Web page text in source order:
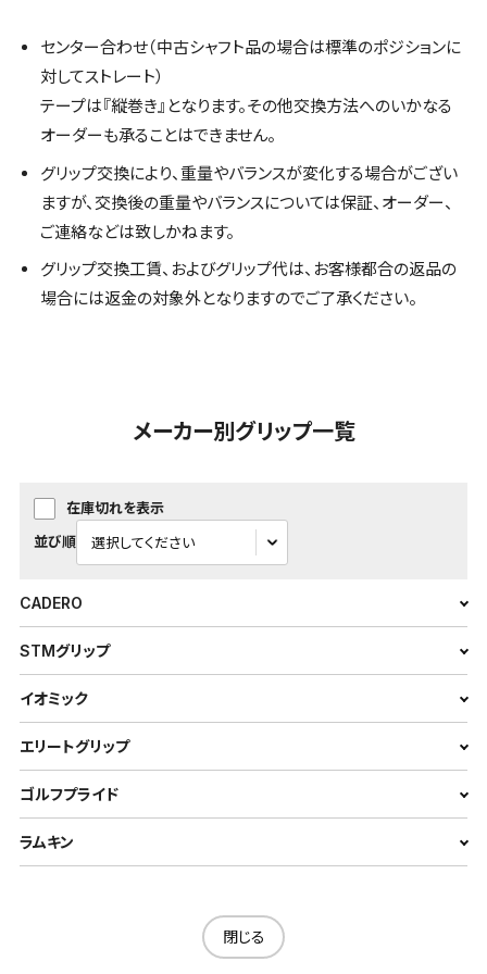
センター合わせ（中古シャフト品の場合は標準のポジションに
対してストレート）
テープは『縦巻き』となります。その他交換方法へのいかなる
オーダーも承ることはできません。
グリップ交換により、重量やバランスが変化する場合がござい
ますが、交換後の重量やバランスについては保証、オーダー、
ご連絡などは致しかねます。
グリップ交換工賃、およびグリップ代は、お客様都合の返品の
場合には返金の対象外となりますのでご了承ください。
メーカー別グリップ一覧
在庫切れを表示
並び順
CADERO
STMグリップ
イオミック
エリートグリップ
ゴルフプライド
ラムキン
閉じる